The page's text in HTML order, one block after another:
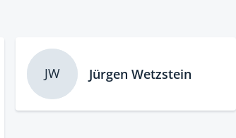
JW Jürgen Wetzstein